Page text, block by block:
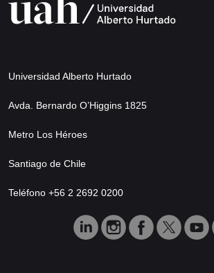
Universidad Alberto Hurtado
Avda. Bernardo O’Higgins 1825
Metro Los Héroes
Santiago de Chile
Teléfono +56 2 2692 0200